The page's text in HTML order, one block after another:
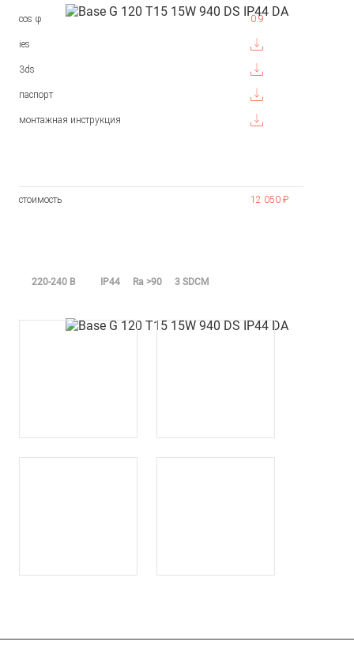
cos φ 0.9
ies
3ds
паспорт
монтажная инструкция
стоимость 12 050 ₽
220-240 В IP44 Ra >90 3 SDCM